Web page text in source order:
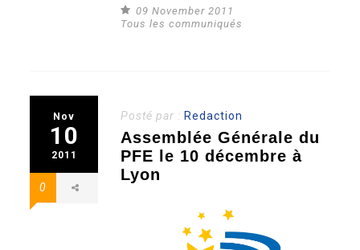
09 November 2011
Tous les communiqués
Nov
10
2011
0
Posté par : Redaction
Assemblée Générale du
PFE le 10 décembre à
Lyon